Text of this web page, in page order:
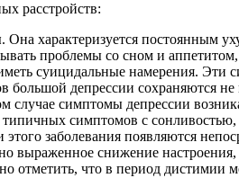
расстройств:
. Она характеризуется постоянным
проблемы со сном и
суицидальные намерения. Эти
большой депрессии сохраняются не
случае симптомы депрессии
типичных симптомов с
этого заболевания появляются
выраженное снижение
отметить, что в период дистимии